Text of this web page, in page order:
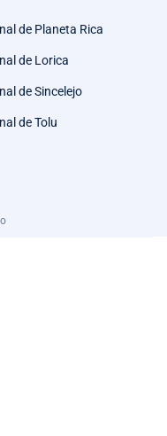
de Planeta Rica
de Lorica
de Sincelejo
de Tolu